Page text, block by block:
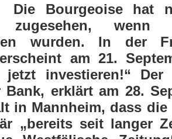
Die Bourgeoise hat
zugesehen, wenn
wurden. In der
am 21.
investieren!“ Der
Bank, erklärt am 28.
in Mannheim, dass
„bereits seit langer